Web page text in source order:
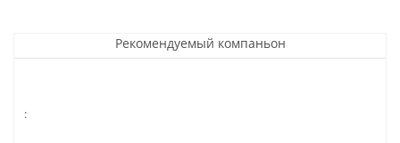
Рекомендуемый компаньон
: